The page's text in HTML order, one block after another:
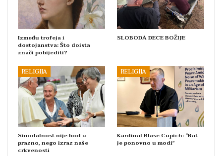
Između trofeja i
dostojanstva: Što doista
znači pobijediti?
SLOBODA DECE BOŽIJE
RELIGIJA
Sinodalnost nije hod u
prazno, nego izraz naše
crkvenosti
RELIGIJA
Kardinal Blase Cupich: “Rat
je ponovno u modi”